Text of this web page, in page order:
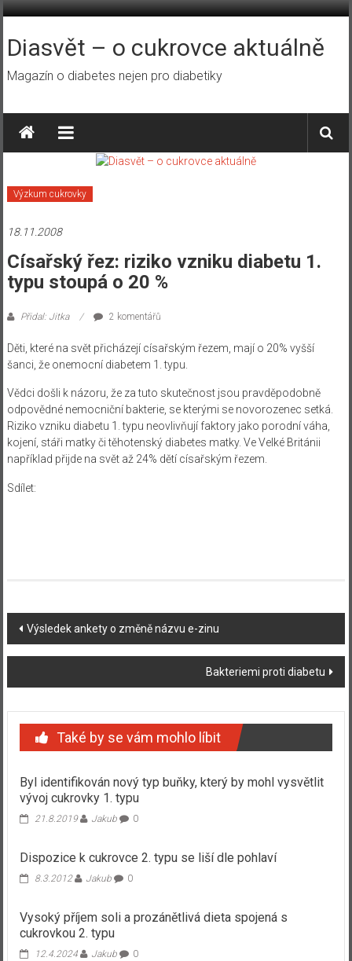
Přeskočit
obsah
Diasvět – o cukrovce aktuálně
Magazín o diabetes nejen pro diabetiky
Výzkum cukrovky
18.11.2008
Císařský řez: riziko vzniku diabetu 1.
typu stoupá o 20 %
Přidal: Jitka 2 komentářů
Děti, které na svět přicházejí císařským řezem, mají o 20% vyšší
šanci, že onemocní diabetem 1. typu.
Vědci došli k názoru, že za tuto skutečnost jsou pravděpodobně
odpovědné nemocniční bakterie, se kterými se novorozenec setká.
Riziko vzniku diabetu 1. typu neovlivňují faktory jako porodní váha,
kojení, stáři matky či těhotenský diabetes matky. Ve Velké Británii
například přijde na svět až 24% dětí císařským řezem.
Sdílet:
Navigace
příspěvku
Výsledek ankety o změně názvu e-zinu
Bakteriemi proti diabetu
Také by se vám mohlo líbit
Byl identifikován nový typ buňky, který by mohl vysvětlit
vývoj cukrovky 1. typu
21.8.2019 Jakub 0
Dispozice k cukrovce 2. typu se liší dle pohlaví
8.3.2012 Jakub 0
Vysoký příjem soli a prozánětlivá dieta spojená s
cukrovkou 2. typu
12.4.2024 Jakub 0